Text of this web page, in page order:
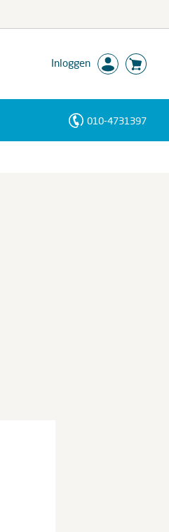
Inloggen
010-4731397